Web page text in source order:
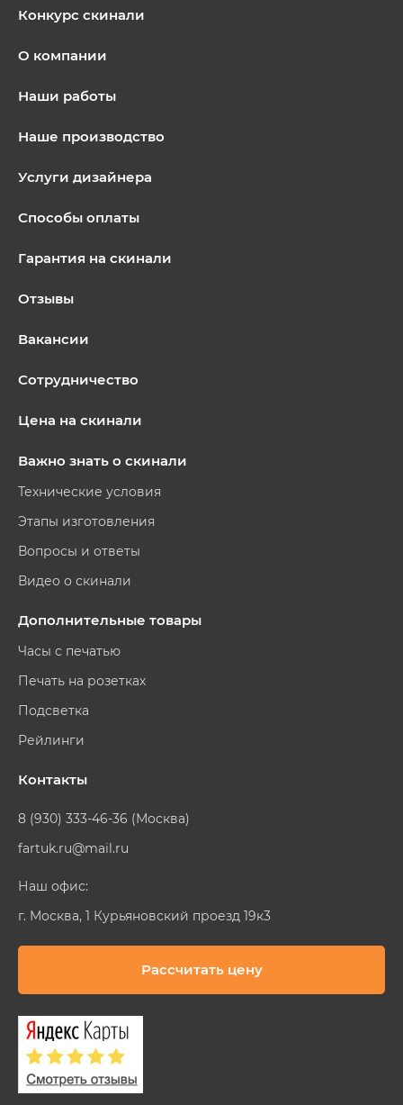
Конкурс скинали
О компании
Наши работы
Наше производство
Услуги дизайнера
Способы оплаты
Гарантия на скинали
Отзывы
Вакансии
Сотрудничество
Цена на скинали
Важно знать о скинали
Технические условия
Этапы изготовления
Вопросы и ответы
Видео о скинали
Дополнительные товары
Часы с печатью
Печать на розетках
Подсветка
Рейлинги
Контакты
8 (930) 333-46-36 (Москва)
fartuk.ru@mail.ru
Наш офис:
г. Москва, 1 Курьяновский проезд 19к3
Рассчитать цену